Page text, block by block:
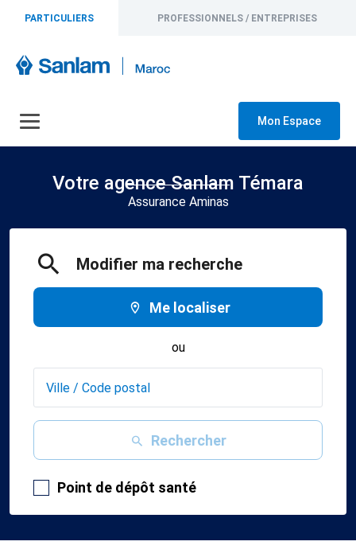
PARTICULIERS PROFESSIONNELS / ENTREPRISES
Mon Espace
Votre agence Sanlam Témara
Assurance Aminas
Modifier ma recherche
Me localiser
ou
Rechercher
Point de dépôt santé